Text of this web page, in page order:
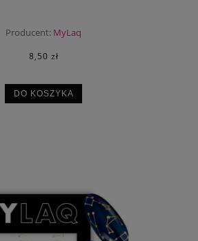
Producent: MyLaq
8,50 zł
DO KOSZYKA